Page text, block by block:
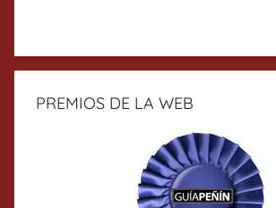
PREMIOS DE LA WEB